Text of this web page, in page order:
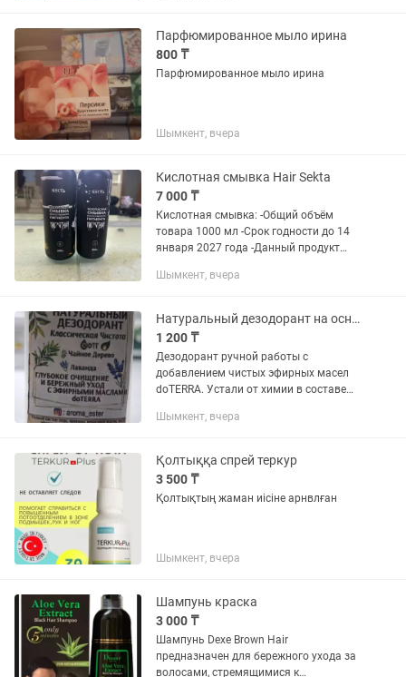
Парфюмированное мыло ирина
800 ₸
Парфюмированное мыло ирина
Шымкент, вчера
Кислотная смывка Hair Sekta
7 000 ₸
Кислотная смывка: -Общий объём
товара 1000 мл -Срок годности до 14
января 2027 года -Данный продукт
профессионального преминения.
продаётся за...
Шымкент, вчера
Натуральный дезодорант на основе масел ШИ, КОКОС с эфирными маслами doTERRA
1 200 ₸
Дезодорант ручной работы с
добавлением чистых эфирных масел
doTERRA. Устали от химии в составе
сторону с doTERRA! 🍃 Масло ШИ и
Шымкент, вчера
Қолтыққа спрей теркур
3 500 ₸
Қолтықтың жаман иісіне арнвлған
Шымкент, вчера
Шампунь краска
3 000 ₸
Шампунь Dexe Brown Hair
предназначен для бережного ухода за
волосами, стремящимися к